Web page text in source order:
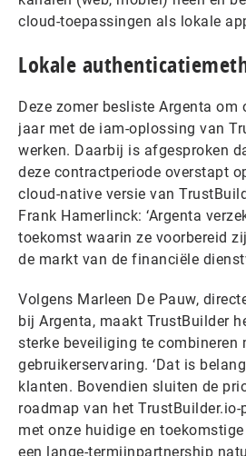
cloud-toepassingen als lokale
Lokale
Deze zomer besliste Argenta om
jaar met de iam-oplossing van
werken. Daarbij is afgesproken
deze contractperiode overstapt
cloud-native versie van
Frank Hamerlinck: ‘Argenta
toekomst waarin ze voorbereid
de markt van de financiële
Volgens Marleen De Pauw,
bij Argenta, maakt TrustBuilder
sterke beveiliging te combineren
gebruikerservaring. ‘Dat is
klanten. Bovendien sluiten de
roadmap van het
met onze huidige en
een lange-termijnpartnership